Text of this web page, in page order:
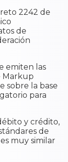
2242 de
de
emiten las
Markup
sobre la base
para
y crédito,
de
muy similar